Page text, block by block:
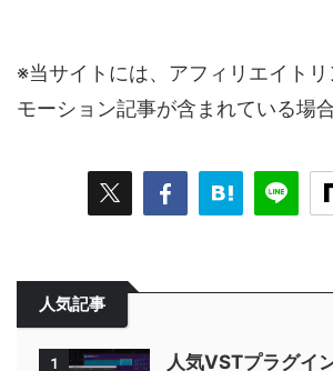
※当サイトには、アフィリエイト
モーション記事が含まれている場
人気記事
1
人気VSTプラグイ